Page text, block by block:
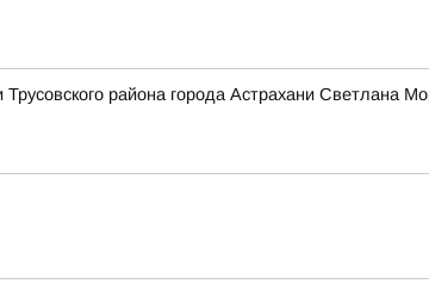
Трусовского района города Астрахани